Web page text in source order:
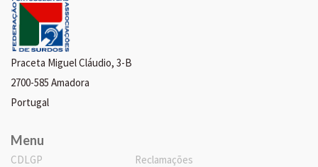
Praceta Miguel Cláudio, 3-B
2700-585 Amadora
Portugal
Menu
CDLGP
Reclamações